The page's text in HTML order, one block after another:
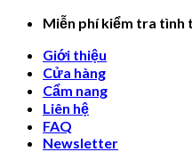
Skip
content
Miễn phí kiểm tra tình
Giới thiệu
Cửa hàng
Cẩm nang
Liên hệ
FAQ
Newsletter